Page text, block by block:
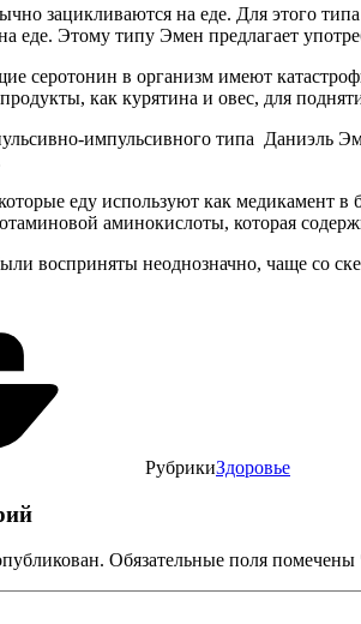
зацикливаются на еде. Для этого
еде. Этому типу Эмен предлагает
серотонин в организм имеют
как курятина и овес, для
импульсивного типа Даниэль
еду используют как медикамент в
аминокислоты, которая
восприняты неоднозначно, чаще со
РубрикиЗдоровье
Обязательные поля помечены